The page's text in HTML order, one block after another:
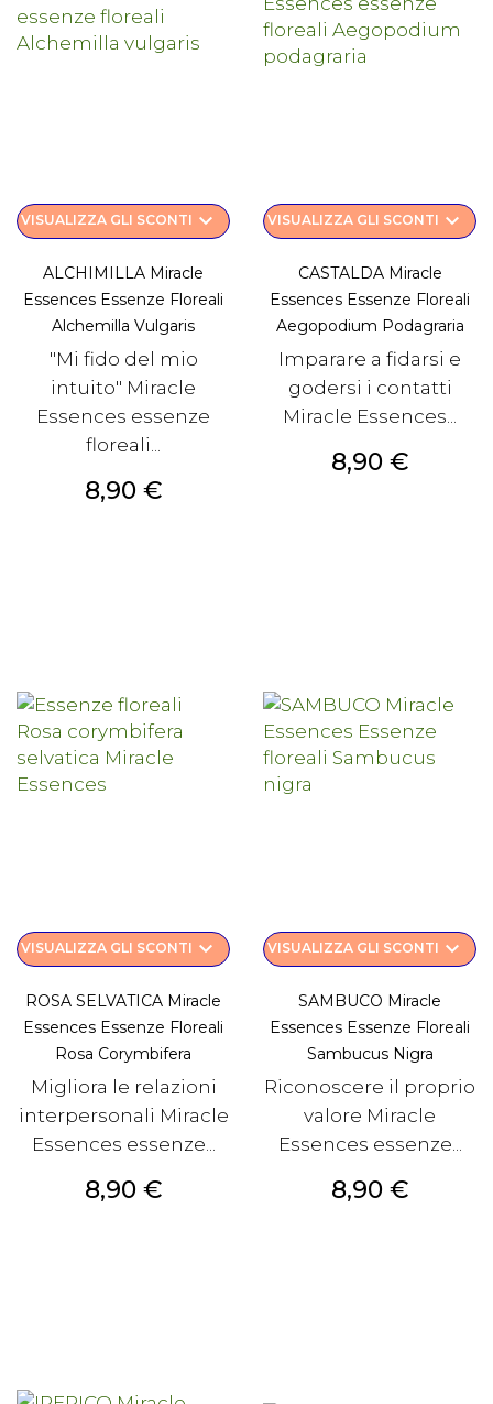
VISUALIZZA GLI SCONTI keyboard_arrow_down
ALCHIMILLA Miracle
Essences Essenze Floreali
Alchemilla Vulgaris
"Mi fido del mio
intuito" Miracle
Essences essenze
floreali...
Prezzo
8,90 €
VISUALIZZA GLI SCONTI keyboard_arrow_down
CASTALDA Miracle
Essences Essenze Floreali
Aegopodium Podagraria
Imparare a fidarsi e
godersi i contatti
Miracle Essences...
Prezzo
8,90 €
VISUALIZZA GLI SCONTI keyboard_arrow_down
ROSA SELVATICA Miracle
Essences Essenze Floreali
Rosa Corymbifera
Migliora le relazioni
interpersonali Miracle
Essences essenze...
Prezzo
8,90 €
VISUALIZZA GLI SCONTI keyboard_arrow_down
SAMBUCO Miracle
Essences Essenze Floreali
Sambucus Nigra
Riconoscere il proprio
valore Miracle
Essences essenze...
Prezzo
8,90 €